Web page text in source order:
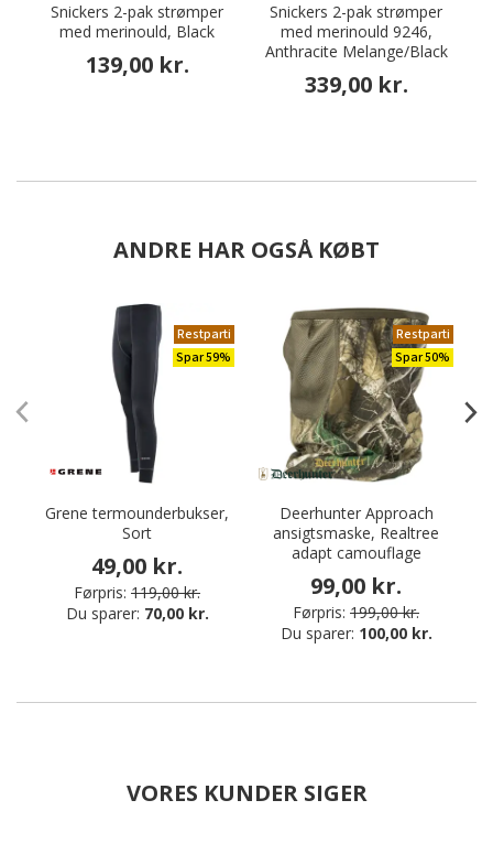
Snickers 2-pak strømper
med merinould, Black
139,00 kr.
Snickers 2-pak strømper
med merinould 9246,
Anthracite Melange/Black
339,00 kr.
ANDRE HAR OGSÅ KØBT
Restparti
Spar 59%
Grene termounderbukser,
Sort
49,00 kr.
Førpris: 119,00 kr.
Du sparer: 70,00 kr.
Restparti
Spar 50%
Deerhunter Approach
ansigtsmaske, Realtree
adapt camouflage
99,00 kr.
Førpris: 199,00 kr.
Du sparer: 100,00 kr.
VORES KUNDER SIGER